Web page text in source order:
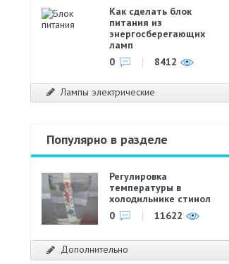
Как сделать блок
питания из
энергосберегающих
ламп
0
8412
Лампы электрические
Популярно в разделе
Регулировка
температуры в
холодильнике стинол
0
11622
Дополнительно